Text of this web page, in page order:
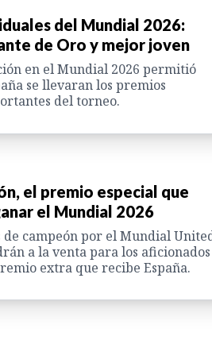
del Mundial 2026:
de Oro y mejor joven
en el Mundial 2026 permitió
se llevaran los premios
del torneo.
el premio especial que
el Mundial 2026
campeón por el Mundial
a la venta para los aficionados
extra que recibe España.